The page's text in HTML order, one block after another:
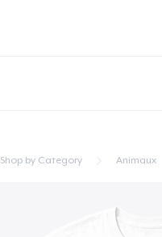
Shop by Category Animaux